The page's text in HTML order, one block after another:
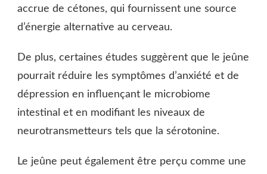
accrue de cétones, qui fournissent une source
d’énergie alternative au cerveau.
De plus, certaines études suggèrent que le jeûne
pourrait réduire les symptômes d’anxiété et de
dépression en influençant le microbiome
intestinal et en modifiant les niveaux de
neurotransmetteurs tels que la sérotonine.
Le jeûne peut également être perçu comme une